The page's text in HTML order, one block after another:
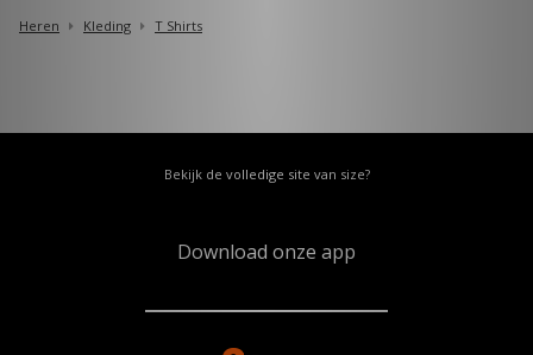
Heren
Kleding T Shirts
Bekijk de volledige site van size?
Download onze app